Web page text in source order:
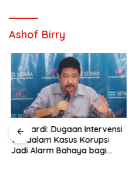
Ashof Birry
Hendardi: Dugaan Intervensi
TNI dalam Kasus Korupsi
Jadi Alarm Bahaya bagi